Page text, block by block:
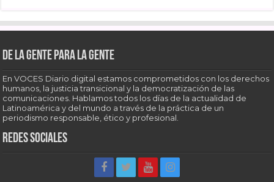
De la gente para la gente
En VOCES Diario digital estamos comprometidos con los derechos
humanos, la justicia transicional y la democratización de las
comunicaciones. Hablamos todos los días de la actualidad de
Latinoamérica y del mundo a través de la práctica de un
periodismo responsable, ético y profesional.
Redes sociales